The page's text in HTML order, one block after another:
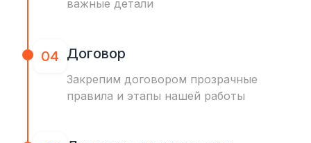
важные детали
04 Договор
Закрепим договором прозрачные
правила и этапы нашей работы